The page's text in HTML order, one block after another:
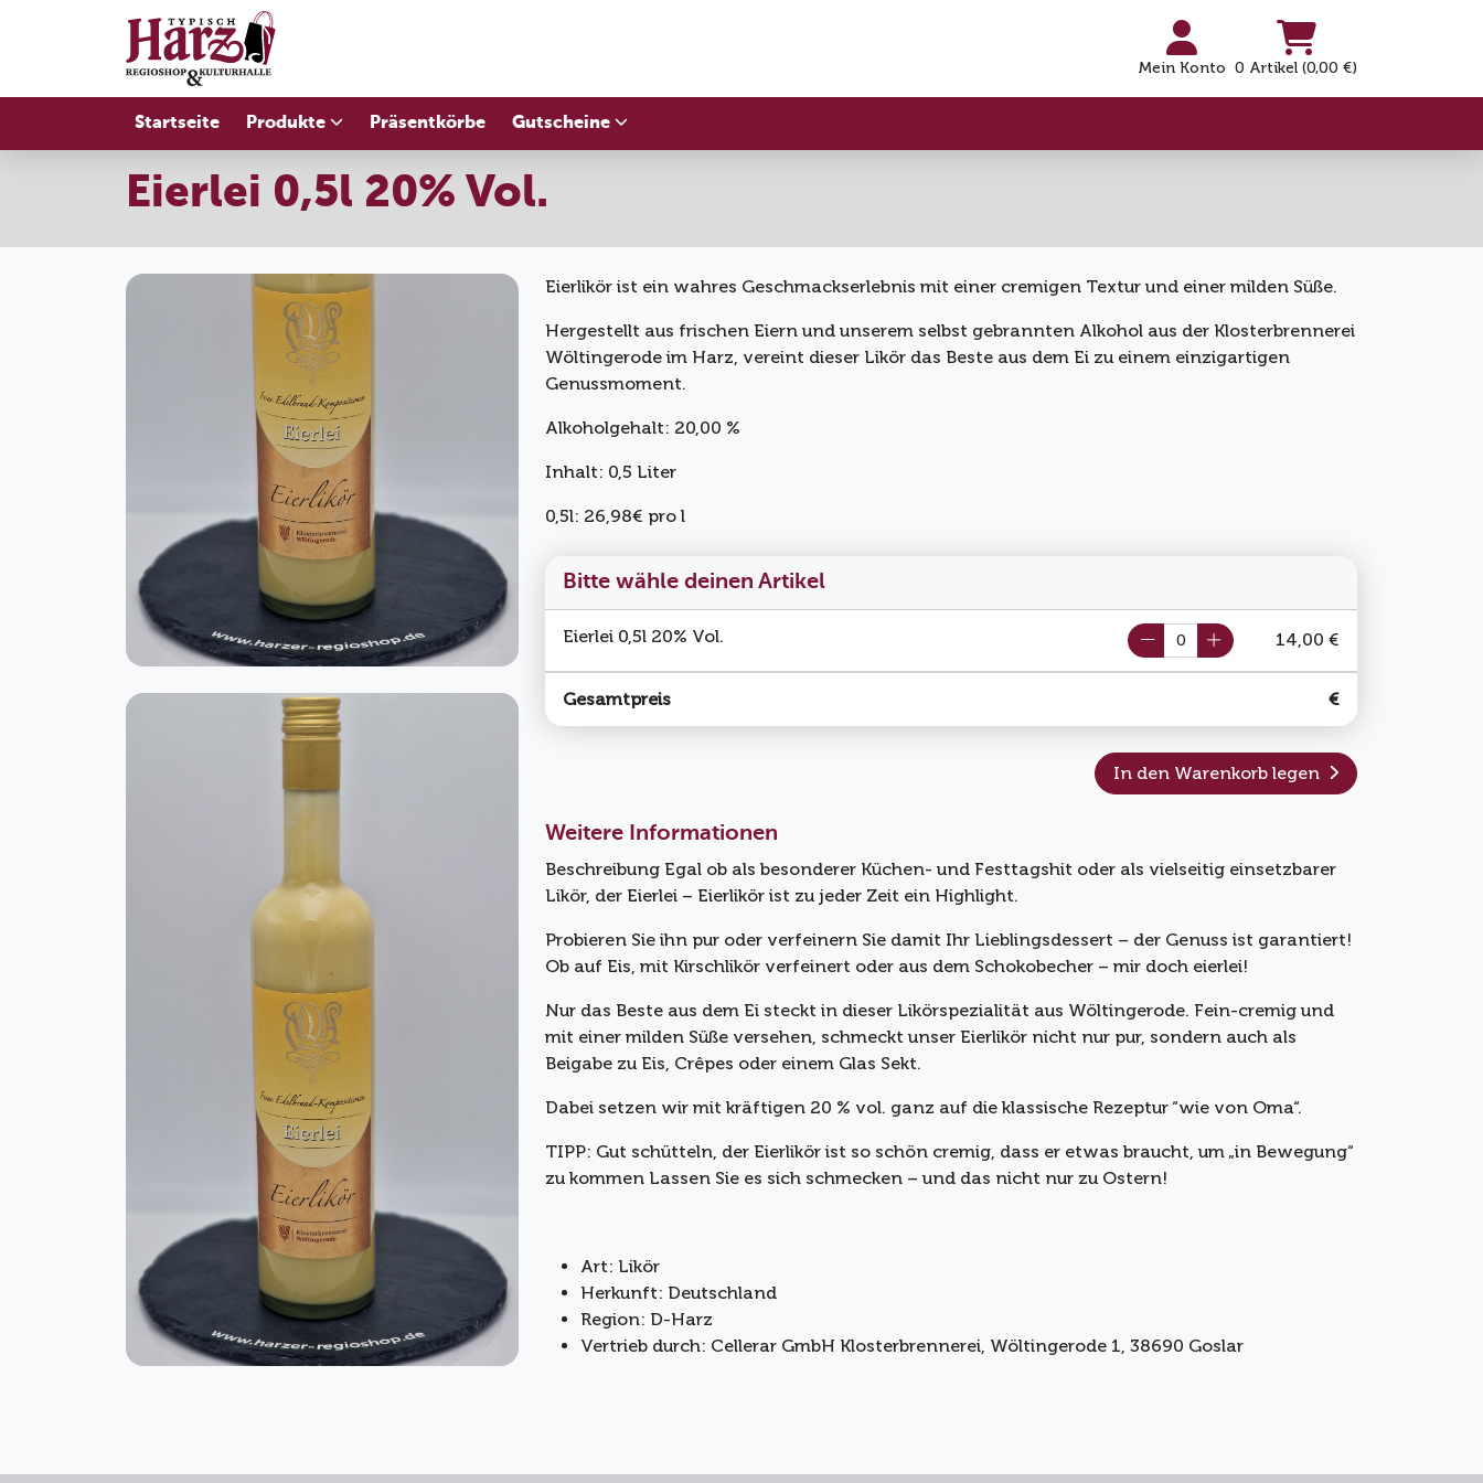
Mein Konto 0 Artikel (0,00 €)
Startseite Produkte Präsentkörbe Gutscheine
Eierlei 0,5l 20% Vol.
Eierlikör ist ein wahres Geschmackserlebnis mit einer cremigen Textur und einer milden Süße.
Hergestellt aus frischen Eiern und unserem selbst gebrannten Alkohol aus der Klosterbrennerei
Wöltingerode im Harz, vereint dieser Likör das Beste aus dem Ei zu einem einzigartigen
Genussmoment.
Alkoholgehalt: 20,00 %
Inhalt: 0,5 Liter
0,5l: 26,98€ pro l
Bitte wähle deinen Artikel
Eierlei 0,5l 20% Vol. 14,00 €
Gesamtpreis €
In den Warenkorb legen
Weitere Informationen
Beschreibung Egal ob als besonderer Küchen- und Festtagshit oder als vielseitig einsetzbarer
Likör, der Eierlei – Eierlikör ist zu jeder Zeit ein Highlight.
Probieren Sie ihn pur oder verfeinern Sie damit Ihr Lieblingsdessert – der Genuss ist garantiert!
Ob auf Eis, mit Kirschlikör verfeinert oder aus dem Schokobecher – mir doch eierlei!
Nur das Beste aus dem Ei steckt in dieser Likörspezialität aus Wöltingerode. Fein-cremig und
mit einer milden Süße versehen, schmeckt unser Eierlikör nicht nur pur, sondern auch als
Beigabe zu Eis, Crêpes oder einem Glas Sekt.
Dabei setzen wir mit kräftigen 20 % vol. ganz auf die klassische Rezeptur “wie von Oma“.
TIPP: Gut schütteln, der Eierlikör ist so schön cremig, dass er etwas braucht, um „in Bewegung“
zu kommen Lassen Sie es sich schmecken – und das nicht nur zu Ostern!
Art: Likör
Herkunft: Deutschland
Region: D-Harz
Vertrieb durch: Cellerar GmbH Klosterbrennerei, Wöltingerode 1, 38690 Goslar